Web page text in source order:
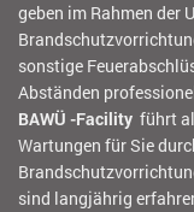
geben im Rahmen der
sonstige
Abständen
BAWÜ -Facility führt
Wartungen für Sie
sind langjährig